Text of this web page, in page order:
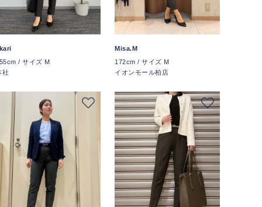
/ サイズ M
社
Misa.M
172cm / サイズ M
イオンモール柏店